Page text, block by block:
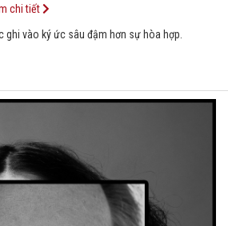
ghi vào ký ức sâu đậm hơn sự hòa hợp.
chi tiết